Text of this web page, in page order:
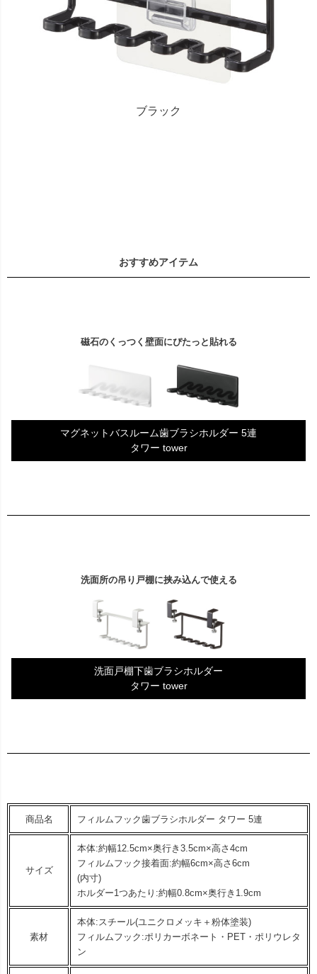
ブラック
おすすめアイテム
磁石のくっつく壁面にぴたっと貼れる
マグネットバスルーム歯ブラシホルダー 5連
タワー tower
洗面所の吊り戸棚に挟み込んで使える
洗面戸棚下歯ブラシホルダー
タワー tower
商品名 フィルムフック歯ブラシホルダー タワー 5連
サイズ
本体:約幅12.5cm×奥行き3.5cm×高さ4cm
フィルムフック接着面:約幅6cm×高さ6cm
(内寸)
ホルダー1つあたり:約幅0.8cm×奥行き1.9cm
素材
本体:スチール(ユニクロメッキ＋粉体塗装)
フィルムフック:ポリカーボネート・PET・ポリウレタ
ン